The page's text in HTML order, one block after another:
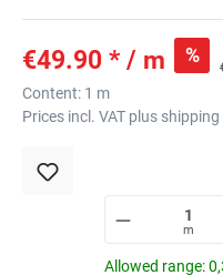
€49.90 * / m %
Content: 1 m
Prices incl. VAT plus
m
Allowed range: